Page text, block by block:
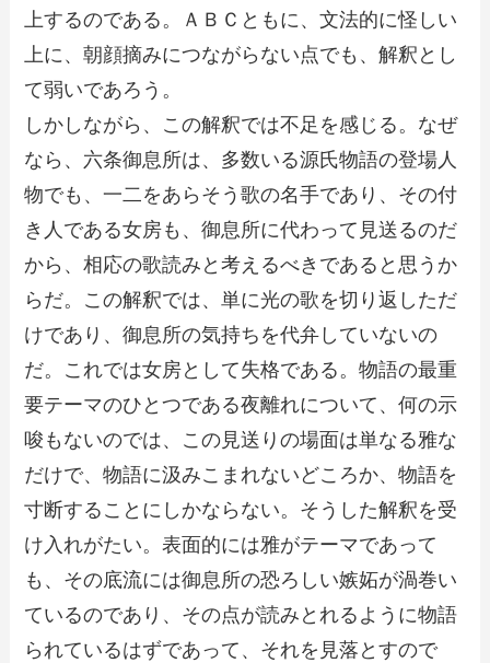
上するのである。ＡＢＣともに、文法的に怪しい
上に、朝顔摘みにつながらない点でも、解釈とし
て弱いであろう。
しかしながら、この解釈では不足を感じる。なぜ
なら、六条御息所は、多数いる源氏物語の登場人
物でも、一二をあらそう歌の名手であり、その付
き人である女房も、御息所に代わって見送るのだ
から、相応の歌読みと考えるべきであると思うか
らだ。この解釈では、単に光の歌を切り返しただ
けであり、御息所の気持ちを代弁していないの
だ。これでは女房として失格である。物語の最重
要テーマのひとつである夜離れについて、何の示
唆もないのでは、この見送りの場面は単なる雅な
だけで、物語に汲みこまれないどころか、物語を
寸断することにしかならない。そうした解釈を受
け入れがたい。表面的には雅がテーマであって
も、その底流には御息所の恐ろしい嫉妬が渦巻い
ているのであり、その点が読みとれるように物語
られているはずであって、それを見落とすので